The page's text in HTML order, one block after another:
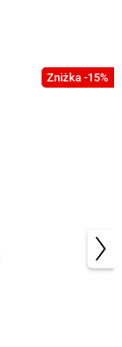
Zniżka -15%